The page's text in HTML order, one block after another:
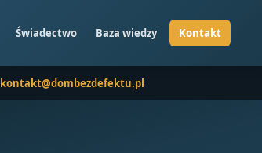
Świadectwo Baza wiedzy
kontakt@dombezdefektu.pl